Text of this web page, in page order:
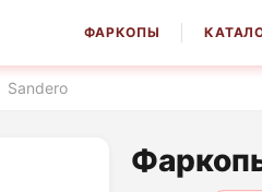
ФАРКОПЫ
Sandero